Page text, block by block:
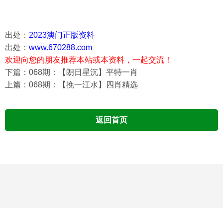
出处： 2023澳门正版资料
出处： www.670288.com
欢迎向您的朋友推荐本站或本资料，一起交流！
下篇：068期：【朗日星沉】平特一肖
上篇：068期：【挽一江水】四肖精选
返回首页